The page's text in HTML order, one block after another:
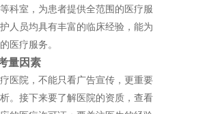
科室，为患者提供全范围的医疗服
人员均具有丰富的临床经验，能为
医疗服务。
量因素
医院，不能只看广告宣传，更重要
。接下来要了解医院的资质，查看